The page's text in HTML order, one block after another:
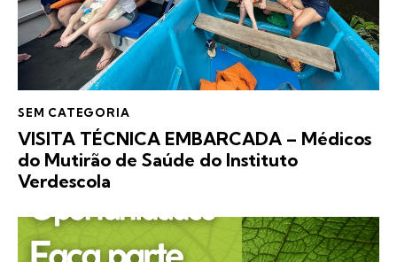
SEM CATEGORIA
VISITA TÉCNICA EMBARCADA – Médicos
do Mutirão de Saúde do Instituto
Verdescola